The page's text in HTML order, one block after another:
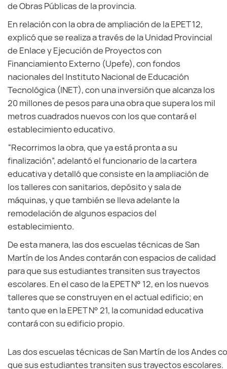
de Obras Públicas de la provincia.
En relación con la obra de ampliación de la EPET 12,
explicó que se realiza a través de la Unidad Provincial
de Enlace y Ejecución de Proyectos con
Financiamiento Externo (Upefe), con fondos
nacionales del Instituto Nacional de Educación
Tecnológica (INET), con una inversión que alcanza los
20 millones de pesos para una obra que supera los mil
metros cuadrados nuevos con los que contará el
establecimiento educativo.
“Recorrimos la obra, que ya está pronta a su
finalización”, adelantó el funcionario de la cartera
educativa y detalló que consiste en la ampliación de
los talleres con sanitarios, depósito y sala de
máquinas, y que también se lleva adelante la
remodelación de algunos espacios del
establecimiento.
De esta manera, las dos escuelas técnicas de San
Martín de los Andes contarán con espacios de calidad
para que sus estudiantes transiten sus trayectos
escolares. En el caso de la EPET N° 12, en los nuevos
talleres que se construyen en el actual edificio; en
tanto que en la EPET N° 21, la comunidad educativa
contará con su edificio propio.
Las dos escuelas técnicas de San Martín de los Andes
que sus estudiantes transiten sus trayectos escolares.